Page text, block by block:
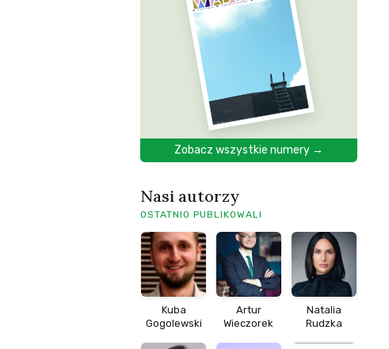
Zobacz wszystkie numery →
Nasi autorzy
OSTATNIO PUBLIKOWALI
Kuba
Gogolewski
Artur
Wieczorek
Natalia
Rudzka